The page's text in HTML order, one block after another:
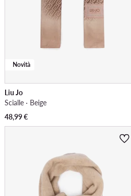
Novità
Liu Jo
Scialle · Beige
48,99€